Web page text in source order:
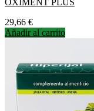
Precio
29,66 €
Añadir al carrito